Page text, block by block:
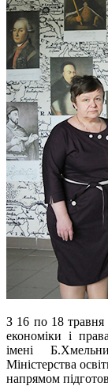
З 16 по 18 травня
економіки і
імені
Міністерства
напрямом